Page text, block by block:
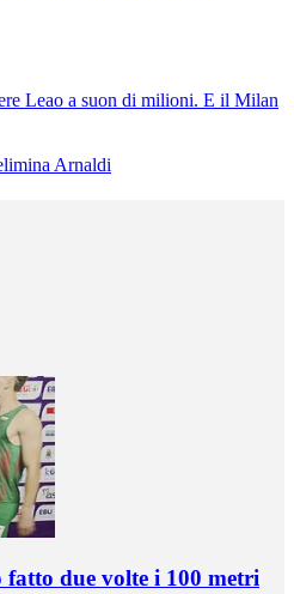
Leao a suon di milioni. E il Milan
Arnaldi
due volte i 100 metri